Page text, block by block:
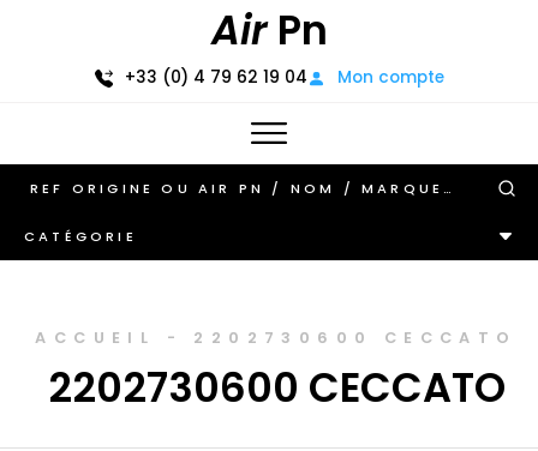
AirPn
+33 (0) 4 79 62 19 04 Mon compte
CATÉGORIE
ACCUEIL - 2202730600 CECCATO
2202730600 CECCATO